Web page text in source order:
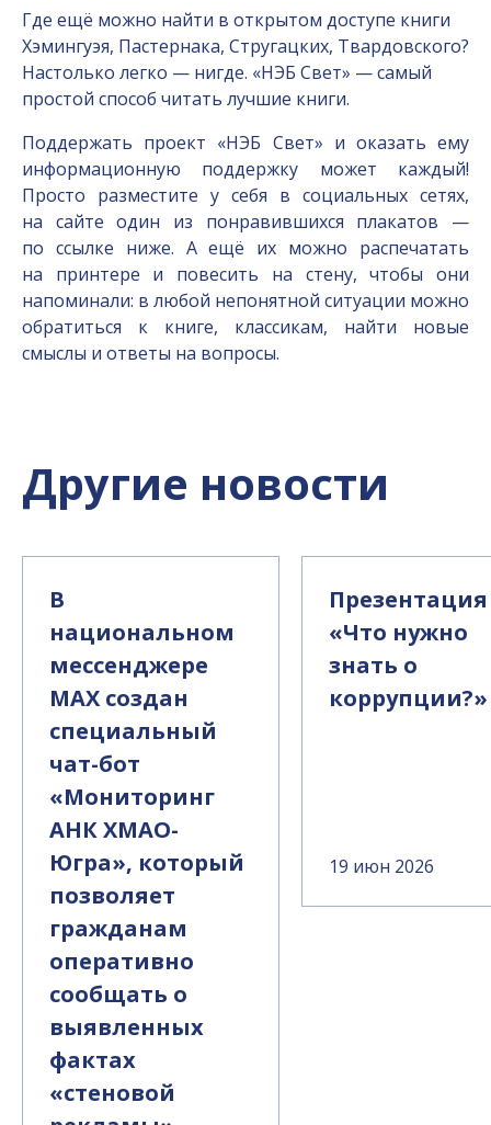
Где ещё можно найти в открытом доступе книги
Хэмингуэя, Пастернака, Стругацких, Твардовского?
Настолько легко — нигде. «НЭБ Свет» — самый
простой способ читать лучшие книги.
Поддержать проект «НЭБ Свет» и оказать ему
информационную поддержку может каждый!
Просто разместите у себя в социальных сетях,
на сайте один из понравившихся плакатов —
по ссылке ниже. А ещё их можно распечатать
на принтере и повесить на стену, чтобы они
напоминали: в любой непонятной ситуации можно
обратиться к книге, классикам, найти новые
смыслы и ответы на вопросы.
Другие новости
В
национальном
мессенджере
MAX создан
специальный
чат-бот
«Мониторинг
АНК ХМАО-
Югра», который
позволяет
гражданам
оперативно
сообщать о
выявленных
фактах
«стеновой
Презентация
«Что нужно
знать о
коррупции?»
19 июн 2026